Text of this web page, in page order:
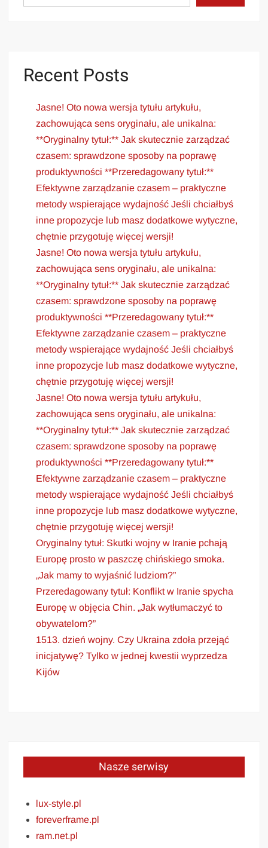
Recent Posts
Jasne! Oto nowa wersja tytułu artykułu,
zachowująca sens oryginału, ale unikalna:
**Oryginalny tytuł:** Jak skutecznie zarządzać
czasem: sprawdzone sposoby na poprawę
produktywności **Przeredagowany tytuł:**
Efektywne zarządzanie czasem – praktyczne
metody wspierające wydajność Jeśli chciałbyś
inne propozycje lub masz dodatkowe wytyczne,
chętnie przygotuję więcej wersji!
Jasne! Oto nowa wersja tytułu artykułu,
zachowująca sens oryginału, ale unikalna:
**Oryginalny tytuł:** Jak skutecznie zarządzać
czasem: sprawdzone sposoby na poprawę
produktywności **Przeredagowany tytuł:**
Efektywne zarządzanie czasem – praktyczne
metody wspierające wydajność Jeśli chciałbyś
inne propozycje lub masz dodatkowe wytyczne,
chętnie przygotuję więcej wersji!
Jasne! Oto nowa wersja tytułu artykułu,
zachowująca sens oryginału, ale unikalna:
**Oryginalny tytuł:** Jak skutecznie zarządzać
czasem: sprawdzone sposoby na poprawę
produktywności **Przeredagowany tytuł:**
Efektywne zarządzanie czasem – praktyczne
metody wspierające wydajność Jeśli chciałbyś
inne propozycje lub masz dodatkowe wytyczne,
chętnie przygotuję więcej wersji!
Oryginalny tytuł: Skutki wojny w Iranie pchają
Europę prosto w paszczę chińskiego smoka.
„Jak mamy to wyjaśnić ludziom?”
Przeredagowany tytuł: Konflikt w Iranie spycha
Europę w objęcia Chin. „Jak wytłumaczyć to
obywatelom?”
1513. dzień wojny. Czy Ukraina zdoła przejąć
inicjatywę? Tylko w jednej kwestii wyprzedza
Kijów
Nasze serwisy
lux-style.pl
foreverframe.pl
ram.net.pl